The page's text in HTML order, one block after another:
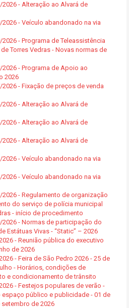
2026 - Alteração ao Alvará de
2026 - Veículo abandonado na via
2026 - Programa de Teleassistência
Torres Vedras - Novas normas de
2026 - Programa de Apoio ao
2026
2026 - Fixação de preços de venda
2026 - Alteração ao Alvará de
2026 - Alteração ao Alvará de
2026 - Alteração ao Alvará de
2026 - Veículo abandonado na via
2026 - Veículo abandonado na via
2026 - Regulamento de organização
do serviço de polícia municipal
- início de procedimento
2026 - Normas de participação do
Estátuas Vivas - “Static” – 2026
- Reunião pública do executivo
de 2026
- Feira de São Pedro 2026 - 25 de
- Horários, condições de
e condicionamento de trânsito
- Festejos populares de verão -
público e publicidade - 01 de
setembro de 2026